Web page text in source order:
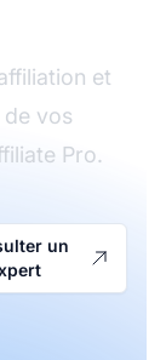
et
vos
Pro.
un